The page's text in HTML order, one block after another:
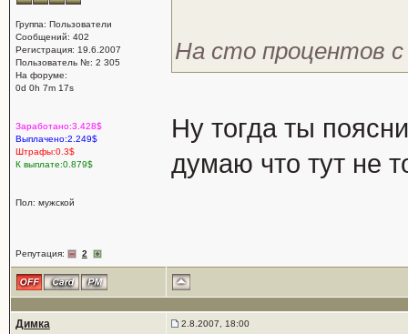
Группа: Пользователи
Сообщений: 402
Регистрация: 19.6.2007
Пользователь №: 2 305
На форуме:
0d 0h 7m 17s
Заработано:3.428$
Выплачено:2.249$
Штрафы:0.3$
К выплате:0.879$
Пол: мужской
Репутация: 2
На сто процентов
Ну тогда ты
думаю что тут не
Димка 2.8.2007, 18:00